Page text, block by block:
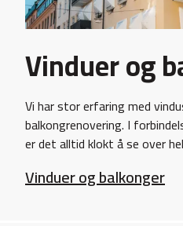
Vinduer og
Vi har stor erfaring med
balkongrenovering. I
er det alltid klokt å se over
Vinduer og balkonger